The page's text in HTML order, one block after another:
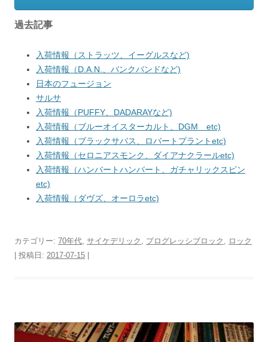
過去記事
入荷情報（ストラッツ、イーグルスなど)
入荷情報（D.A.N.、バンクバンドなど)
日本のフュージョン
サルサ
入荷情報（PUFFY、DADARAYなど)
入荷情報（ブルーオイスターカルト、DGM etc)
入荷情報（ブラックサバス、ロバートプラントetc)
入荷情報（セロニアスモンク、ダイアナクラールetc)
入荷情報（ハンバートハンバート、ガチャリックスピン
etc)
入荷情報（ダヴズ、オーロラetc)
カテゴリー: 70年代, サイケデリック , プログレッシブロック , ロック
| 投稿日: 2017-07-15